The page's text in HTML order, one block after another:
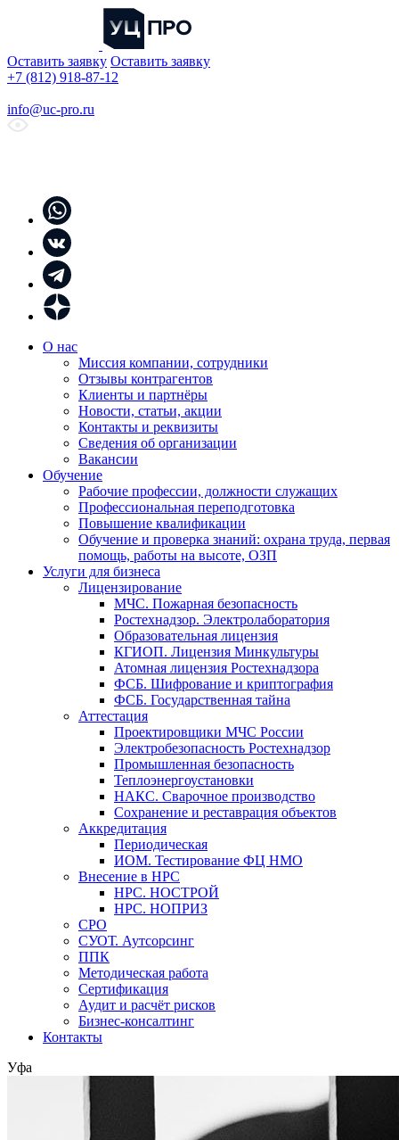
Оставить заявку Оставить заявку
+7 (812) 918-87-12
info@uc-pro.ru
О нас
Миссия компании, сотрудники
Отзывы контрагентов
Клиенты и партнёры
Новости, статьи, акции
Контакты и реквизиты
Сведения об организации
Вакансии
Обучение
Рабочие профессии, должности служащих
Профессиональная переподготовка
Повышение квалификации
Обучение и проверка знаний: охрана труда, первая
помощь, работы на высоте, ОЗП
Услуги для бизнеса
Лицензирование
МЧС. Пожарная безопасность
Ростехнадзор. Электролаборатория
Образовательная лицензия
КГИОП. Лицензия Минкультуры
Атомная лицензия Ростехнадзора
ФСБ. Шифрование и криптография
ФСБ. Государственная тайна
Аттестация
Проектировщики МЧС России
Электробезопасность Ростехнадзор
Промышленная безопасность
Теплоэнергоустановки
НАКС. Сварочное производство
Сохранение и реставрация объектов
Аккредитация
Периодическая
ИОМ. Тестирование ФЦ НМО
Внесение в НРС
НРС. НОСТРОЙ
НРС. НОПРИЗ
СРО
СУОТ. Аутсорсинг
ППК
Методическая работа
Сертификация
Аудит и расчёт рисков
Бизнес-консалтинг
Контакты
Уфа